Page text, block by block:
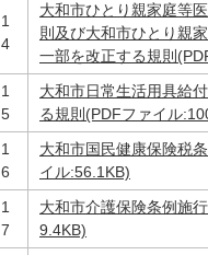
1
4
大和市ひとり親家庭等
則及び大和市ひとり親
一部を改正する規則
1
5
大和市日常生活用具給
る規則(PDFファイル
1
6
大和市国民健康保険税
イル:56.1KB)
1
7
大和市介護保険条例施
9.4KB)